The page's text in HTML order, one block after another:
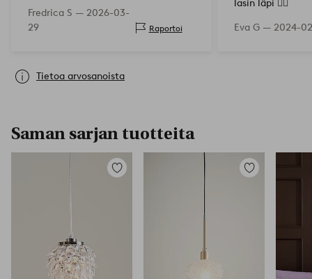
Fredrica S — 2026-03-
29
Raportoi
lasin läpi 👍🏼
Eva G — 2024-
Tietoa arvosanoista
Saman sarjan tuotteita
Lisää
Lisää